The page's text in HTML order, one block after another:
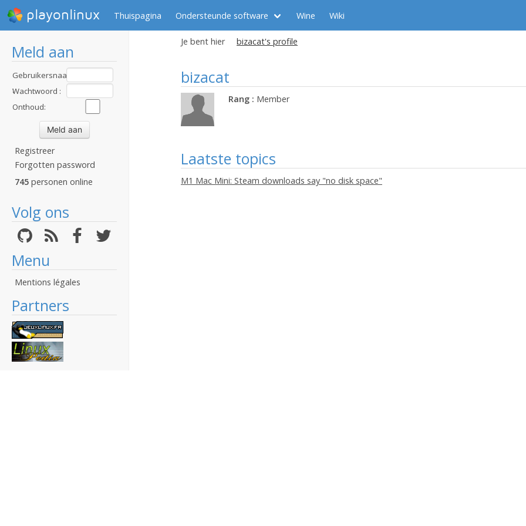
playonlinux Thuispagina Ondersteunde software Wine Wiki
Meld aan
Gebruikersnaam
:Wachtwoord :
Onthoud:
Registreer
Forgotten password
745 personen online
Volg ons
Menu
Mentions légales
Partners
Je bent hier bizacat's profile
bizacat
Rang : Member
Laatste topics
M1 Mac Mini: Steam downloads say "no disk space"